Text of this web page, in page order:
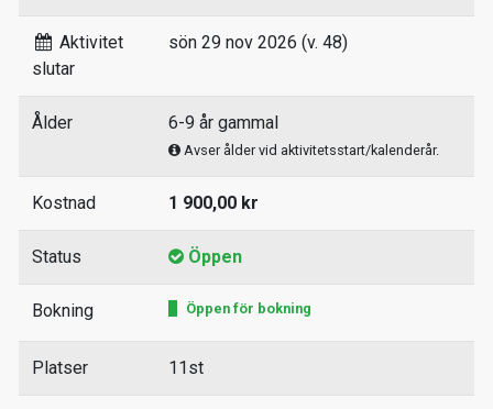
Aktivitet
slutar
sön 29 nov 2026 (v. 48)
Ålder 6-9 år gammal
Avser ålder vid aktivitetsstart/kalenderår.
Kostnad 1 900,00 kr
Status Öppen
Bokning Öppen för bokning
Platser 11st